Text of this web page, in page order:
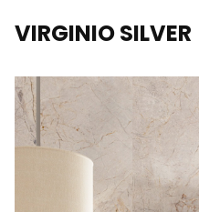
VIRGINIO SILVER